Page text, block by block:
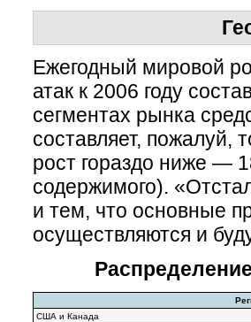
Ежегодный мировой
атак к 2006 году
сегментах рынка
составляет, пожалуй,
рост гораздо ниже —
содержимого).
и тем, что основные
осуществляются и
США и Канада